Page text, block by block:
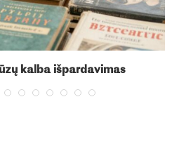
kalba išpardavimas